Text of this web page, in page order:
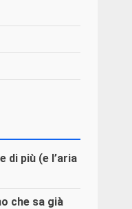
di più (e l’aria
che sa già